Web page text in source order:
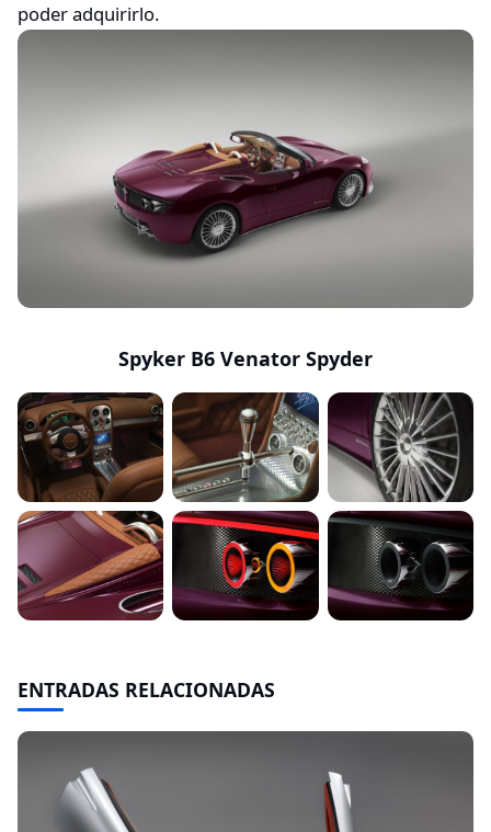
poder adquirirlo.
Spyker B6 Venator Spyder
ENTRADAS RELACIONADAS